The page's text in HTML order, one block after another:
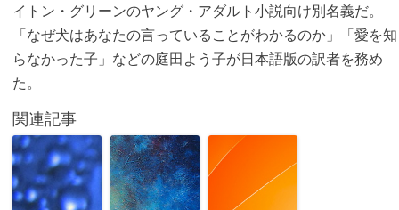
イトン・グリーンのヤング・アダルト小説向け別名義だ。
「なぜ犬はあなたの言っていることがわかるのか」「愛を知
らなかった子」などの庭田よう子が日本語版の訳者を務め
た。
関連記事